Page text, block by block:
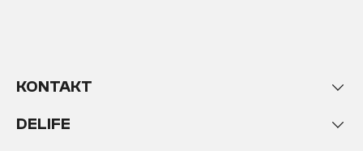
KONTAKT
DELIFE